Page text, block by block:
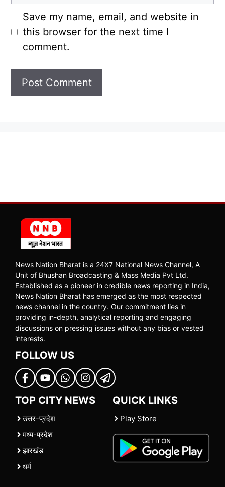
Save my name, email, and website in
this browser for the next time I
comment.
News Nation Bharat is a 24X7 National News Channel, A
Unit of Bhushan Broadcasting & Mass Media Pvt Ltd.
Established as a pioneer in credible news reporting in India,
News Nation Bharat has emerged as the most respected
news channel in the country. Our commitment lies in
providing in-depth, analytical reporting and engaging
discussions on pressing issues without any bias or vested
interests.
FOLLOW US
TOP CITY NEWS
उत्तर-प्रदेश
मध्य-प्रदेश
झारखंड
धर्म
QUICK LINKS
Play Store